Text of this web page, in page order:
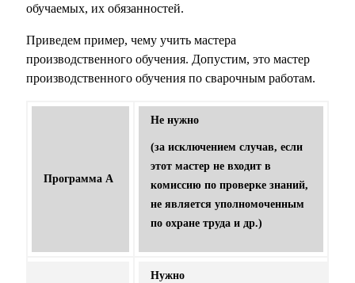
обучаемых, их обязанностей.
Приведем пример, чему учить мастера
производственного обучения. Допустим, это мастер
производственного обучения по сварочным работам.
Программа А
Не нужно
(за исключением случав, если
этот мастер не входит в
комиссию по проверке знаний,
не является уполномоченным
по охране труда и др.)
Нужно